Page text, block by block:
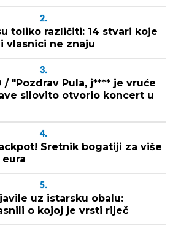
2.
toliko različiti: 14 stvari koje
vlasnici ne znaju
3.
/ "Pozdrav Pula, j**** je vruće
silovito otvorio koncert u
4.
Sretnik bogatiji za više
5.
uz istarsku obalu:
o kojoj je vrsti riječ